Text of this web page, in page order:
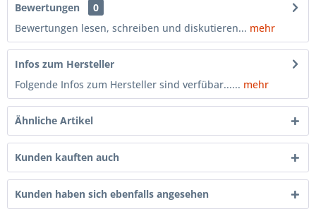
Bewertungen
0
Bewertungen lesen, schreiben und diskutieren... mehr
Infos zum Hersteller
Folgende Infos zum Hersteller sind verfübar...... mehr
Ähnliche Artikel
Kunden kauften auch
Kunden haben sich ebenfalls angesehen